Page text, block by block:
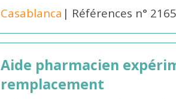
Casablanca | Références n°
Aide pharmacien
remplacement